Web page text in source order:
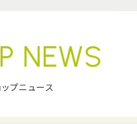
NEWS
ップニュース